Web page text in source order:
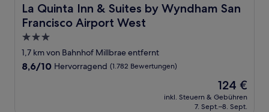
La Quinta Inn & Suites by Wyndham San
Francisco Airport West
La Quinta Inn & Suites by Wyndham San Francisco
3.0-
Sterne-
Unterkunft
1,7 km von Bahnhof Millbrae entfernt
8.6
8,6/10 Hervorragend (1.782 Bewertungen)
Der
Preis
beträgt
124 €
inkl. Steuern & Gebühren
7. Sept.–8. Sept.